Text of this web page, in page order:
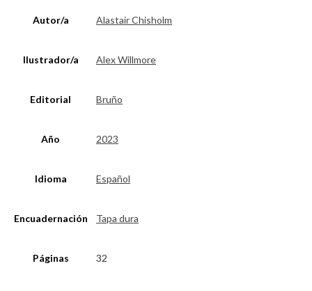
Autor/a Alastair Chisholm
Ilustrador/a Alex Willmore
Editorial Bruño
Año 2023
Idioma Español
Encuadernación Tapa dura
Páginas 32